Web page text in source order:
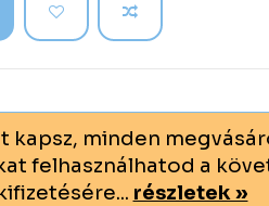
minden
felhasználhatod a
részletek »